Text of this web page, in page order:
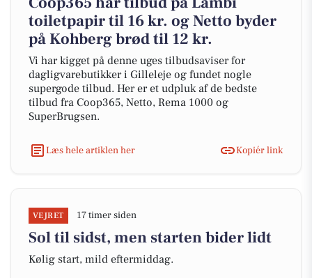
toiletpapir til 16 kr. og Netto byder
på Kohberg brød til 12 kr.
Vi har kigget på denne uges tilbudsaviser for
dagligvarebutikker i Gilleleje og fundet nogle
supergode tilbud. Her er et udpluk af de bedste
tilbud fra Coop365, Netto, Rema 1000 og
SuperBrugsen.
Læs hele artiklen her Kopiér link
VEJRET 17 timer siden
Sol til sidst, men starten bider lidt
Kølig start, mild eftermiddag.